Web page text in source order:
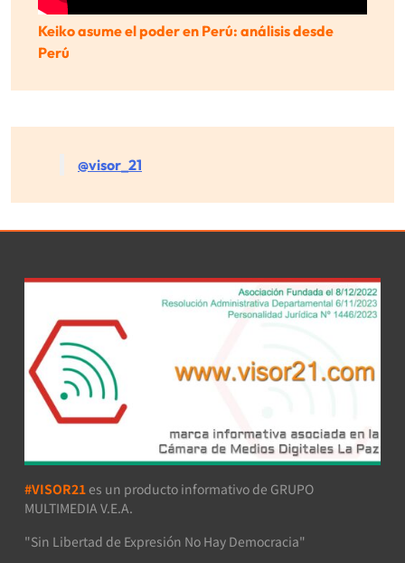
Keiko asume el poder en Perú: análisis desde
Perú
@visor_21
#VISOR21 es un producto informativo de GRUPO
MULTIMEDIA V.E.A.
"Sin Libertad de Expresión No Hay Democracia"